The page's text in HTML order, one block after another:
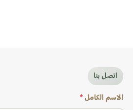
اتصل بنا
الاسم الكامل *